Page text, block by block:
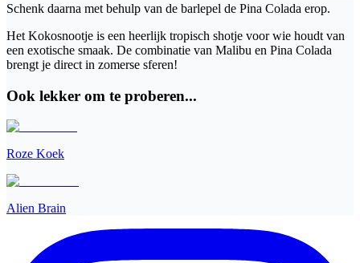
Schenk daarna met behulp van de barlepel de Pina Colada erop.
Het Kokosnootje is een heerlijk tropisch shotje voor wie houdt van
een exotische smaak. De combinatie van Malibu en Pina Colada
brengt je direct in zomerse sferen!
Ook lekker om te proberen...
Roze Koek
Alien Brain